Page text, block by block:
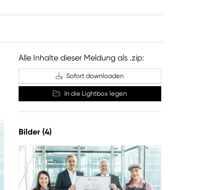
Alle Inhalte dieser Meldung als .zip:
Sofort downloaden
In die Lightbox legen
Bilder (4)